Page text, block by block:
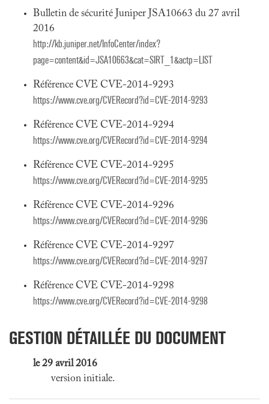
Bulletin de sécurité Juniper JSA10663 du 27 avril
2016
http://kb.juniper.net/InfoCenter/index?
page=content&id=JSA10663&cat=SIRT_1&actp=LIST
Référence CVE CVE-2014-9293
https://www.cve.org/CVERecord?id=CVE-2014-9293
Référence CVE CVE-2014-9294
https://www.cve.org/CVERecord?id=CVE-2014-9294
Référence CVE CVE-2014-9295
https://www.cve.org/CVERecord?id=CVE-2014-9295
Référence CVE CVE-2014-9296
https://www.cve.org/CVERecord?id=CVE-2014-9296
Référence CVE CVE-2014-9297
https://www.cve.org/CVERecord?id=CVE-2014-9297
Référence CVE CVE-2014-9298
https://www.cve.org/CVERecord?id=CVE-2014-9298
GESTION DÉTAILLÉE DU DOCUMENT
le 29 avril 2016
version initiale.